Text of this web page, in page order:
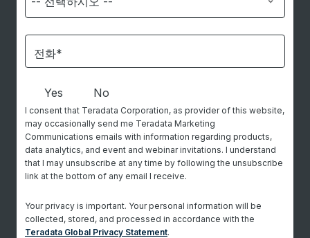
전화*
Yes No
I consent that Teradata Corporation, as provider of this website,
may occasionally send me Teradata Marketing
Communications emails with information regarding products,
data analytics, and event and webinar invitations. I understand
that I may unsubscribe at any time by following the unsubscribe
link at the bottom of any email I receive.
Your privacy is important. Your personal information will be
collected, stored, and processed in accordance with the
Teradata Global Privacy Statement.